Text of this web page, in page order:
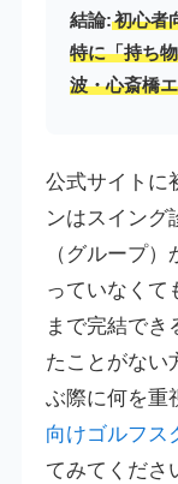
結論:初心者
特に「持ち
波・心斎橋
公式サイトに
ンはスイング
（グループ
っていなくて
まで完結でき
たことがない
ぶ際に何を重
向けゴルフス
てみてくださ